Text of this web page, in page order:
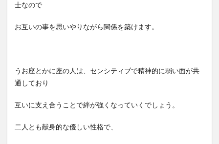
士なので
お互いの事を思いやりながら関係を築けます。
うお座とかに座の人は、センシティブで精神的に弱い面が共
通しており
互いに支え合うことで絆が強くなっていくでしょう。
二人とも献身的な優しい性格で、